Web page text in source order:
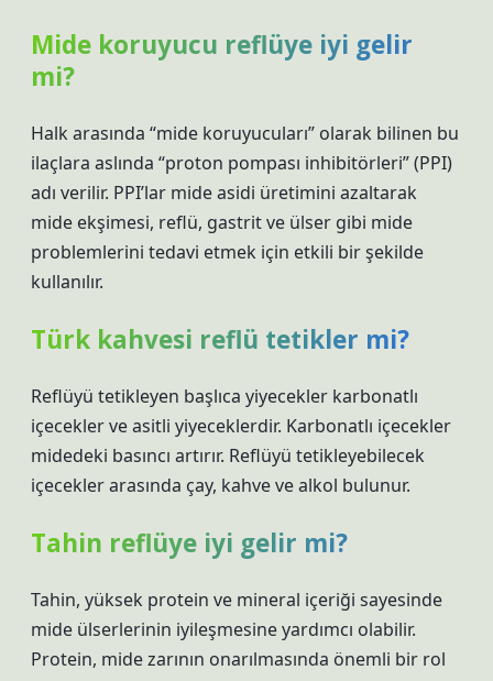
Mide koruyucu reflüye iyi gelir
mi?
Halk arasında “mide koruyucuları” olarak bilinen bu
ilaçlara aslında “proton pompası inhibitörleri” (PPI)
adı verilir. PPI’lar mide asidi üretimini azaltarak
mide ekşimesi, reflü, gastrit ve ülser gibi mide
problemlerini tedavi etmek için etkili bir şekilde
kullanılır.
Türk kahvesi reflü tetikler mi?
Reflüyü tetikleyen başlıca yiyecekler karbonatlı
içecekler ve asitli yiyeceklerdir. Karbonatlı içecekler
midedeki basıncı artırır. Reflüyü tetikleyebilecek
içecekler arasında çay, kahve ve alkol bulunur.
Tahin reflüye iyi gelir mi?
Tahin, yüksek protein ve mineral içeriği sayesinde
mide ülserlerinin iyileşmesine yardımcı olabilir.
Protein, mide zarının onarılmasında önemli bir rol